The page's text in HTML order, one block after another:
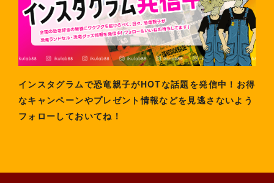
インスタグラムで恐竜親子がHOTな話題を発信中！お得
なキャンペーンやプレゼント情報などを見逃さないよう
フォローしておいてね！